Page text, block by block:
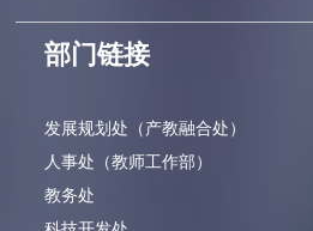
部门链接
发展规划处（产教融合处）
人事处（教师工作部）
教务处